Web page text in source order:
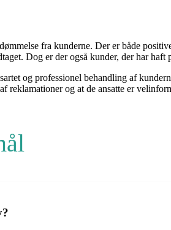
fra kunderne. Der er både
Dog er der også kunder, der har
og professionel behandling af
reklamationer og at de ansatte er